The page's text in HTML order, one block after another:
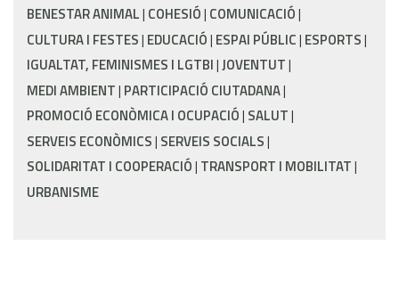
BENESTAR ANIMAL COHESIÓ COMUNICACIÓ
CULTURA I FESTES EDUCACIÓ ESPAI PÚBLIC ESPORTS
IGUALTAT, FEMINISMES I LGTBI JOVENTUT
MEDI AMBIENT PARTICIPACIÓ CIUTADANA
PROMOCIÓ ECONÒMICA I OCUPACIÓ SALUT
SERVEIS ECONÒMICS SERVEIS SOCIALS
SOLIDARITAT I COOPERACIÓ TRANSPORT I MOBILITAT
URBANISME